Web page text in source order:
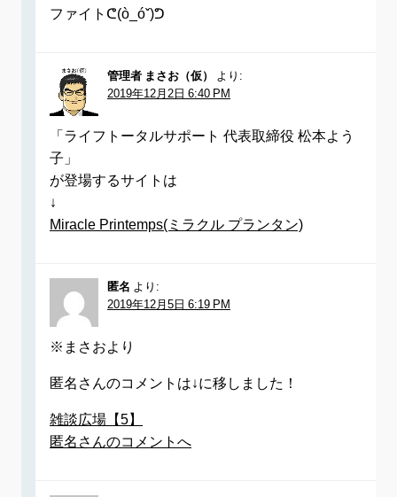
ファイトᕦ(ò_óˇ)ᕤ
管理者 まさお（仮）
より:
2019年12月2日 6:40 PM
「ライフトータルサポート 代表取締役 松本よう
子」
が登場するサイトは
↓
Miracle Printemps(ミラクル プランタン)
匿名 より:
2019年12月5日 6:19 PM
※まさおより
匿名さんのコメントは↓に移しました！
雑談広場【5】
匿名さんのコメントへ